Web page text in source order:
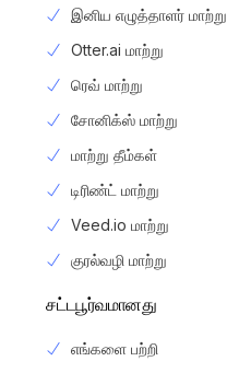
இனிய எழுத்தாளர் மாற்று
Otter.ai மாற்று
ரெவ் மாற்று
சோனிக்ஸ் மாற்று
மாற்று தீம்கள்
டிரிண்ட் மாற்று
Veed.io மாற்று
குரல்வழி மாற்று
சட்டபூர்வமானது
எங்களை பற்றி